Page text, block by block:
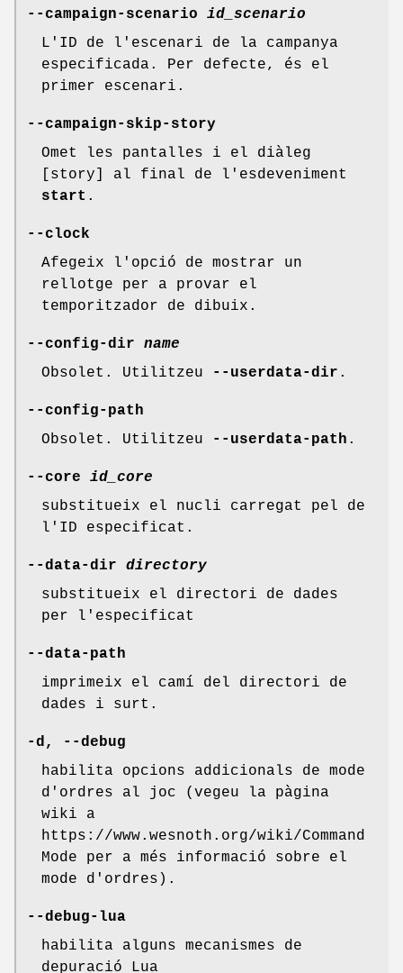
--campaign-scenario id_scenario
L'ID de l'escenari de la campanya
especificada. Per defecte, és el
primer escenari.
--campaign-skip-story
Omet les pantalles i el diàleg
[story] al final de l'esdeveniment
start .
--clock
Afegeix l'opció de mostrar un
rellotge per a provar el
temporitzador de dibuix.
--config-dir name
Obsolet. Utilitzeu
--userdata-dir .
--config-path
Obsolet. Utilitzeu
--userdata-path .
--core id_core
substitueix el nucli carregat pel de
l'ID especificat.
--data-dir directory
substitueix el directori de dades
per l'especificat
--data-path
imprimeix el camí del directori de
dades i surt.
-d, --debug
habilita opcions addicionals de mode
d'ordres al joc (vegeu la pàgina
wiki a
https://www.wesnoth.org/wiki/Command
Mode per a més informació sobre el
mode d'ordres).
--debug-lua
habilita alguns mecanismes de
depuració Lua